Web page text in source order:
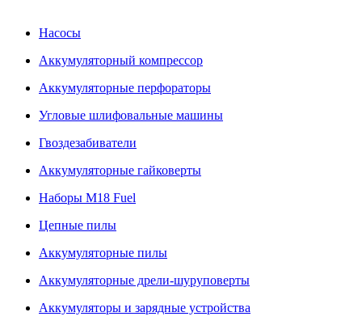
Насосы
Аккумуляторный компрессор
Аккумуляторные перфораторы
Угловые шлифовальные машины
Гвоздезабиватели
Аккумуляторные гайковерты
Наборы M18 Fuel
Цепные пилы
Аккумуляторные пилы
Аккумуляторные дрели-шуруповерты
Аккумуляторы и зарядные устройства